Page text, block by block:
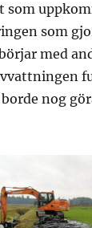
som
som
med
nog